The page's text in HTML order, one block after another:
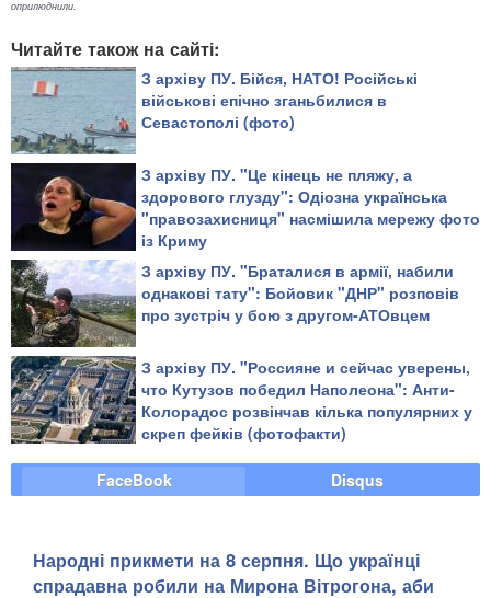
оприлюднили.
Читайте також на сайті:
З архіву ПУ. Бійся, НАТО! Російські
військові епічно зганьбилися в
Севастополі (фото)
З архіву ПУ. "Це кінець не пляжу, а
здорового глузду": Одіозна українська
"правозахисниця" насмішила мережу фото
із Криму
З архіву ПУ. "Браталися в армії, набили
однакові тату": Бойовик "ДНР" розповів
про зустріч у бою з другом-АТОвцем
З архіву ПУ. "Россияне и сейчас уверены,
что Кутузов победил Наполеона": Анти-
Колорадос розвінчав кілька популярних у
скреп фейків (фотофакти)
FaceBook Disqus
Народні прикмети на 8 серпня. Що українці
спрадавна робили на Мирона Вітрогона, аби